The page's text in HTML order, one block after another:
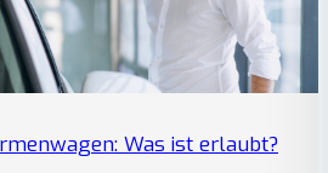
Was ist erlaubt?